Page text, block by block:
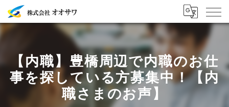
【内職】豊橋周辺で内職のお仕
事を探している方募集中！【内
職さまのお声】